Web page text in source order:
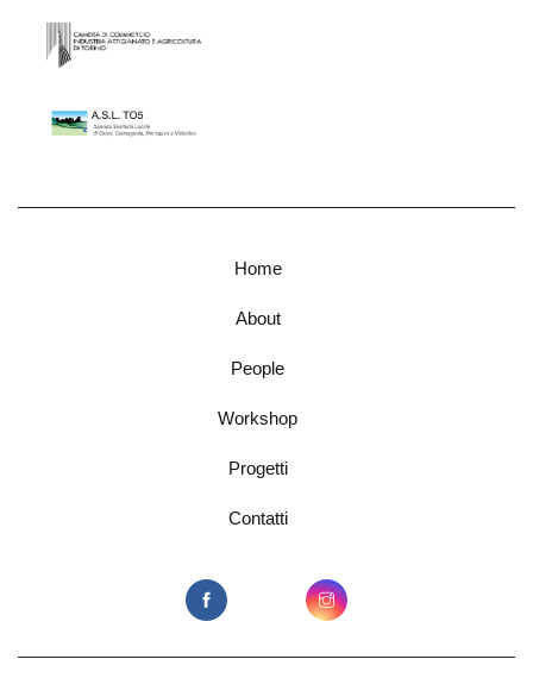
Home
About
People
Workshop
Progetti
Contatti